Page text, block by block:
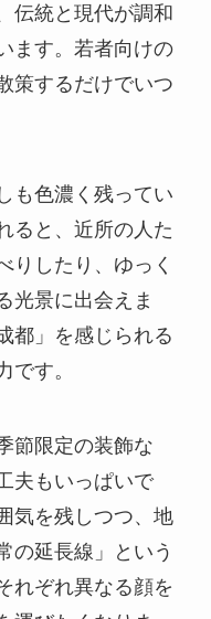
伝統と現代が調和
ます。若者向けの
策するだけでいつ
も色濃く残ってい
ると、近所の人た
りしたり、ゆっく
光景に出会えま
都」を感じられる
です。
節限定の装飾な
夫もいっぱいで
気を残しつつ、地
の延長線」という
れぞれ異なる顔を